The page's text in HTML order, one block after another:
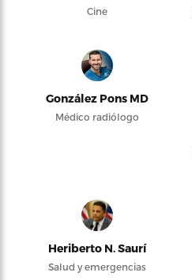
Cine
González Pons MD
Médico radiólogo
Heriberto N. Saurí
Salud y emergencias